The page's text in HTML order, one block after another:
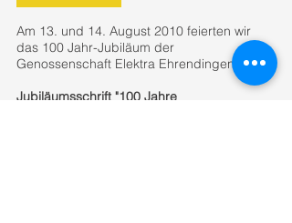
Am 13. und 14. August 2010 feierten wir
das 100 Jahr-Jubiläum der
Genossenschaft Elektra Ehrendingen.
Jubiläumsschrift "100 Jahre